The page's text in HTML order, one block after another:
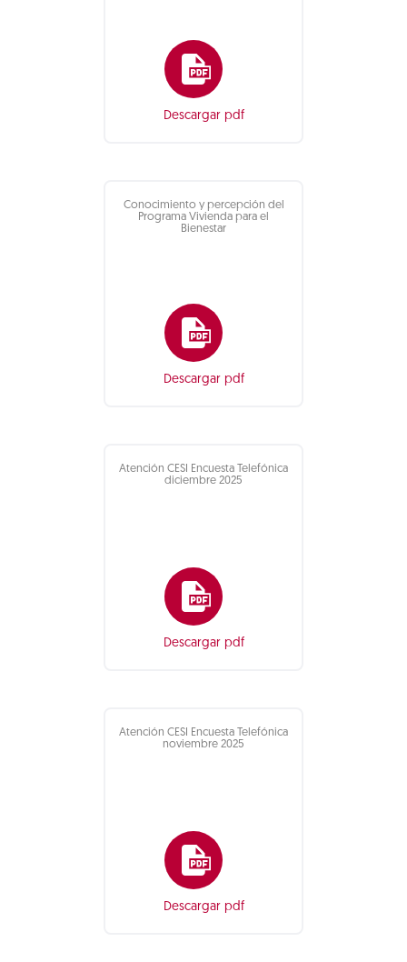
Descargar pdf
Conocimiento y percepción del
Programa Vivienda para el
Bienestar
Descargar pdf
Atención CESI Encuesta Telefónica
diciembre 2025
Descargar pdf
Atención CESI Encuesta Telefónica
noviembre 2025
Descargar pdf